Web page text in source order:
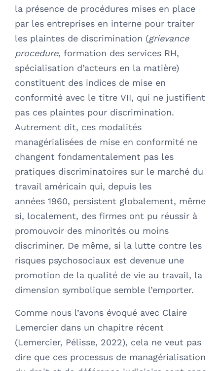
la présence de procédures mises en place
par les entreprises en interne pour traiter
les plaintes de discrimination (grievance
procedure, formation des services RH,
spécialisation d’acteurs en la matière)
constituent des indices de mise en
conformité avec le titre VII, qui ne justifient
pas ces plaintes pour discrimination.
Autrement dit, ces modalités
managérialisées de mise en conformité ne
changent fondamentalement pas les
pratiques discriminatoires sur le marché du
travail américain qui, depuis les
années 1960, persistent globalement, même
si, localement, des firmes ont pu réussir à
promouvoir des minorités ou moins
discriminer. De même, si la lutte contre les
risques psychosociaux est devenue une
promotion de la qualité de vie au travail, la
dimension symbolique semble l’emporter.
Comme nous l’avons évoqué avec Claire
Lemercier dans un chapitre récent
(Lemercier, Pélisse, 2022), cela ne veut pas
dire que ces processus de managérialisation